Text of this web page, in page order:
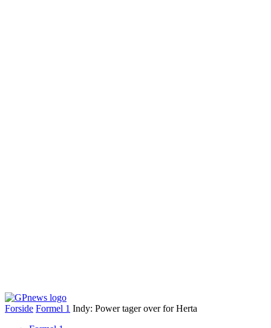
Forside Formel 1 Indy: Power tager over for Herta